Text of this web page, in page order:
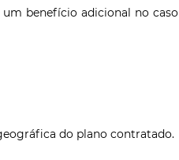
benefício adicional no caso
do plano contratado.